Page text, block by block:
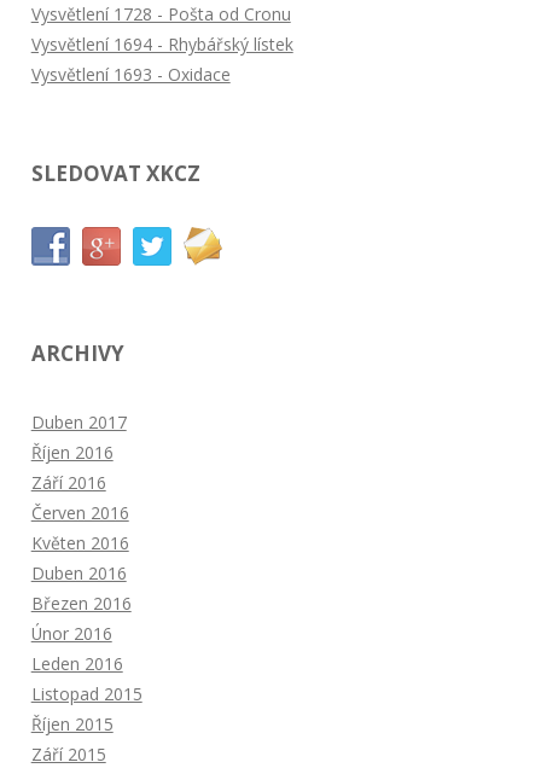
Vysvětlení 1728 - Pošta od Cronu
Vysvětlení 1694 - Rhybářský lístek
Vysvětlení 1693 - Oxidace
SLEDOVAT XKCZ
ARCHIVY
Duben 2017
Říjen 2016
Září 2016
Červen 2016
Květen 2016
Duben 2016
Březen 2016
Únor 2016
Leden 2016
Listopad 2015
Říjen 2015
Září 2015